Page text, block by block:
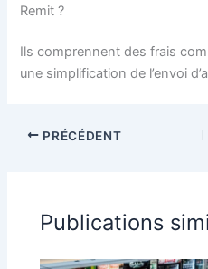
Remit ?
Ils comprennent des frais
une simplification de l’envoi
PRÉCÉDENT
Publications